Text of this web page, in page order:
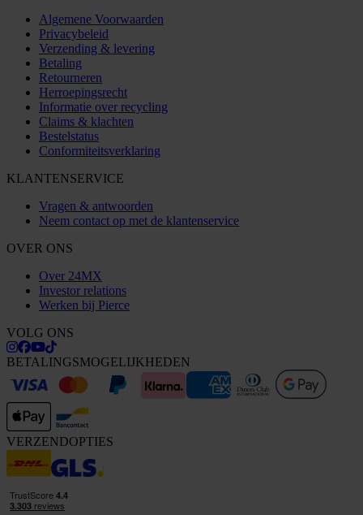
Algemene Voorwaarden
Privacybeleid
Verzending & levering
Betaling
Retourneren
Herroepingsrecht
Informatie over recycling
Claims & klachten
Bestelstatus
Conformiteitsverklaring
KLANTENSERVICE
Vragen & antwoorden
Neem contact op met de klantenservice
OVER ONS
Over 24MX
Investor relations
Werken bij Pierce
VOLG ONS
BETALINGSMOGELIJKHEDEN
VERZENDOPTIES